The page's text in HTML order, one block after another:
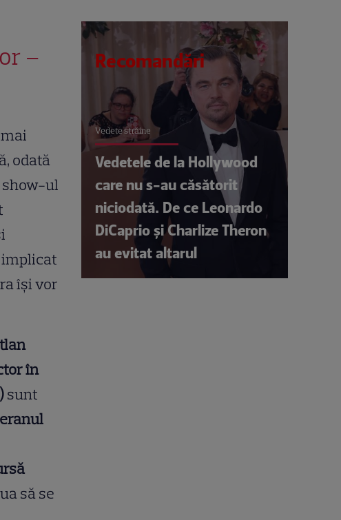
–
odată
show-ul
implicat
își vor
în
sunt
să se
Recomandări
Vedete străine
Vedetele de la Hollywood
care nu s-au căsătorit
niciodată. De ce Leonardo
DiCaprio și Charlize Theron
au evitat altarul